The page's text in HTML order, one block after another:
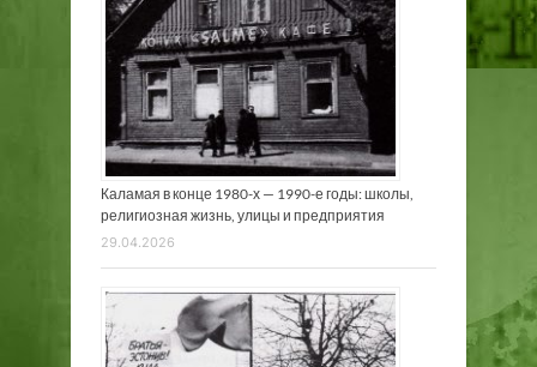
Каламая в конце 1980-х — 1990-е годы: школы,
религиозная жизнь, улицы и предприятия
29.04.2026